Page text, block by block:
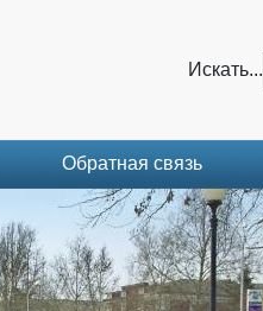
Искать...
Обратная связь